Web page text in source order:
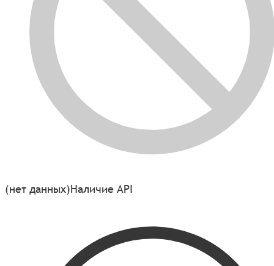
(нет данных)Наличие API